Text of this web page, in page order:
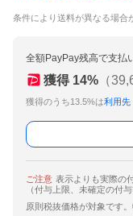
条件により送料が異なる場合
全額PayPay残高で支払
獲得 14% （
獲得のうち13.5%は利用先
ご注意 表示よりも実際の
（付与上限、未確定の付与
原則税抜価格が対象です